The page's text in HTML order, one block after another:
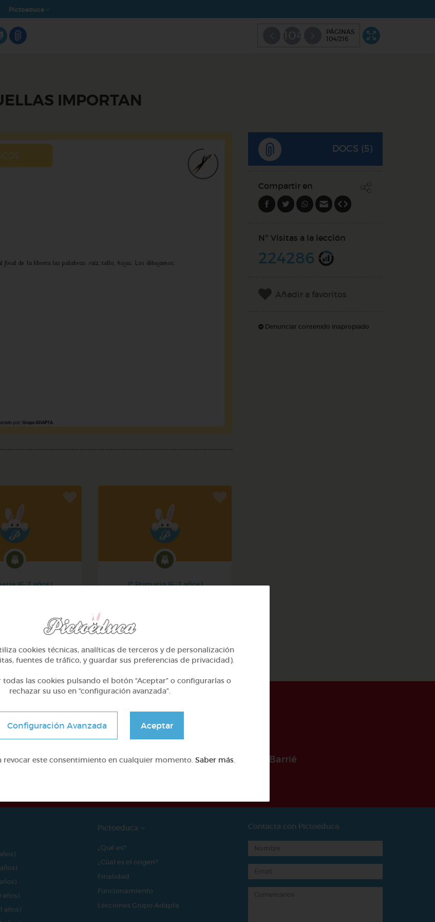
Pictoeduca
PÁGINAS
104/216
IMPORTAN
(6-7 años)
1º Primaria (6-7 años)
DOCS (5)
Compartir en
Nº Visitas a la lección
224286
Añadir a favoritos
Denunciar contenido inapropiado
ha sido posible gracias al mecenazgo de la Fundación Barrié
años)
años)
Pictoeduca
¿Qué es?
¿Cúal es el origen?
Finalidad
Funcionamiento
Lecciones Grupo Adapta
Contacta con Pictoeduca
cookies técnicas, analíticas de terceros y de personalización
fuentes de tráfico, y guardar sus preferencias de privacidad).
todas las cookies pulsando el botón “Aceptar” o configurarlas o
rechazar su uso en “configuración avanzada”.
Configuración Avanzada Aceptar
revocar este consentimiento en cualquier momento. Saber más.